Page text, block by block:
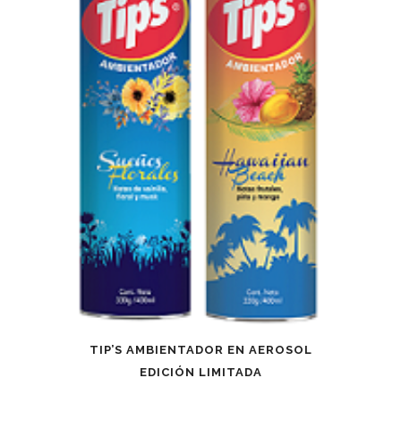
TIP’S AMBIENTADOR EN AEROSOL
EDICIÓN LIMITADA